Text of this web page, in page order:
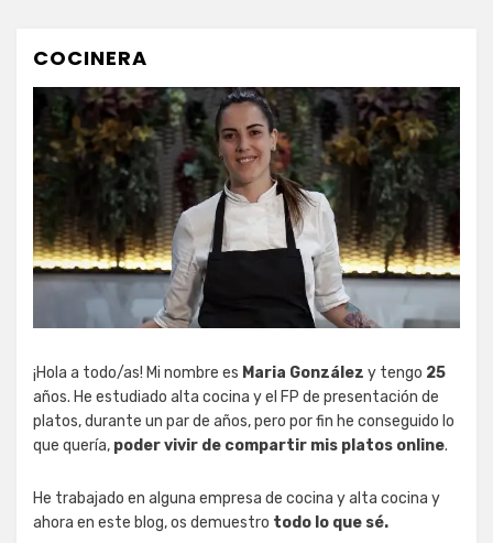
COCINERA
¡Hola a todo/as! Mi nombre es Maria González y tengo 25
años. He estudiado alta cocina y el FP de presentación de
platos, durante un par de años, pero por fin he conseguido lo
que quería, poder vivir de compartir mis platos online.
He trabajado en alguna empresa de cocina y alta cocina y
ahora en este blog, os demuestro todo lo que sé.